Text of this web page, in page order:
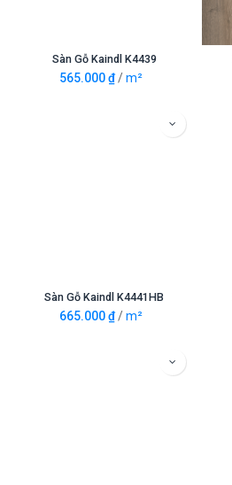
Sàn Gỗ Kaindl K4439
565.000₫ /m²
Sàn Gỗ Kaindl K4441HB
665.000₫ /m²